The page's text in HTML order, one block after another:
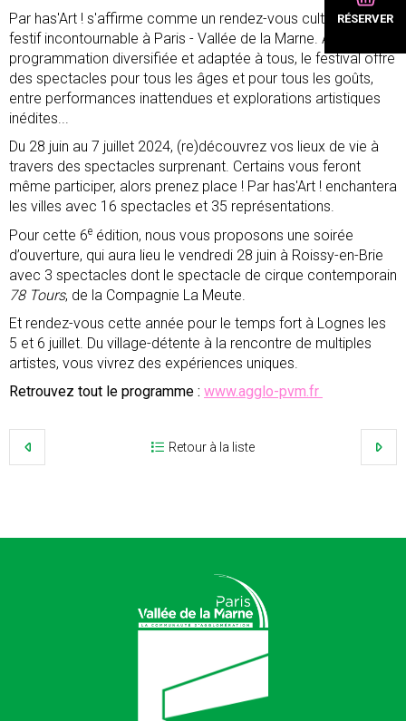
RÉSERVER
Par has'Art ! s'affirme comme un rendez-vous culturel et
festif incontournable à Paris - Vallée de la Marne. Avec sa
programmation diversifiée et adaptée à tous, le festival offre
des spectacles pour tous les âges et pour tous les goûts,
entre performances inattendues et explorations artistiques
inédites...
Du 28 juin au 7 juillet 2024, (re)découvrez vos lieux de vie à
travers des spectacles surprenant. Certains vous feront
même participer, alors prenez place ! Par has'Art ! enchantera
les villes avec 16 spectacles et 35 représentations.
Pour cette 6e édition, nous vous proposons une soirée
d’ouverture, qui aura lieu le vendredi 28 juin à Roissy-en-Brie
avec 3 spectacles dont le spectacle de cirque contemporain
78 Tours, de la Compagnie La Meute.
Et rendez-vous cette année pour le temps fort à Lognes les
5 et 6 juillet. Du village-détente à la rencontre de multiples
artistes, vous vivrez des expériences uniques.
Retrouvez tout le programme : www.agglo-pvm.fr
Retour à la liste